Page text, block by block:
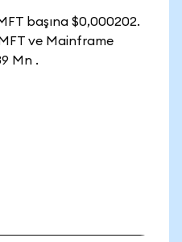
başına $0,000202.
ve Mainframe
Mn .